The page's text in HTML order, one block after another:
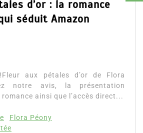
d’or : la romance
séduit Amazon
aux pétales d’or de Flora
notre avis, la présentation
ainsi que l’accès direct...
Flora Péony